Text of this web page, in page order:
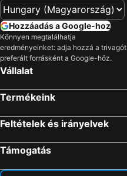
Hozzáadás a Google-hoz
Könnyen megtalálhatja
eredményeinket: adja hozzá a trivagót
preferált forrásként a Google-höz.
Vállalat
Termékeink
Feltételek és irányelvek
Támogatás